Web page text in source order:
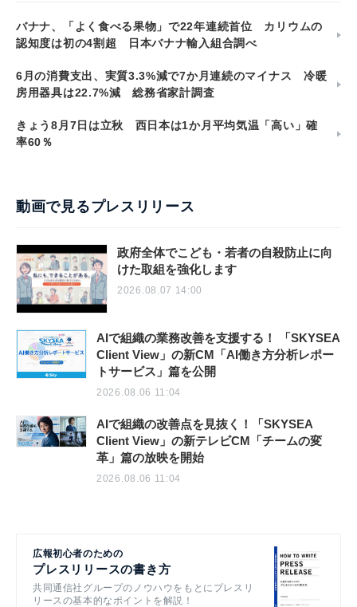
バナナ、「よく食べる果物」で22年連続首位 カリウムの
認知度は初の4割超 日本バナナ輸入組合調べ
6月の消費支出、実質3.3%減で7か月連続のマイナス 冷暖
房用器具は22.7%減 総務省家計調査
きょう8月7日は立秋 西日本は1か月平均気温「高い」確
率60％
動画で見るプレスリリース
政府全体でこども・若者の自殺防止に向
けた取組を強化します
2026.08.07 14:00
AIで組織の業務改善を支援する！ 「SKYSEA
Client View」の新CM「AI働き方分析レポー
トサービス」篇を公開
2026.08.06 11:04
AIで組織の改善点を見抜く！「SKYSEA
Client View」の新テレビCM「チームの変
革」篇の放映を開始
2026.08.06 11:04
広報初心者のための
プレスリリースの書き方
共同通信社グループのノウハウをもとにプレスリ
リースの基本的なポイントを解説！